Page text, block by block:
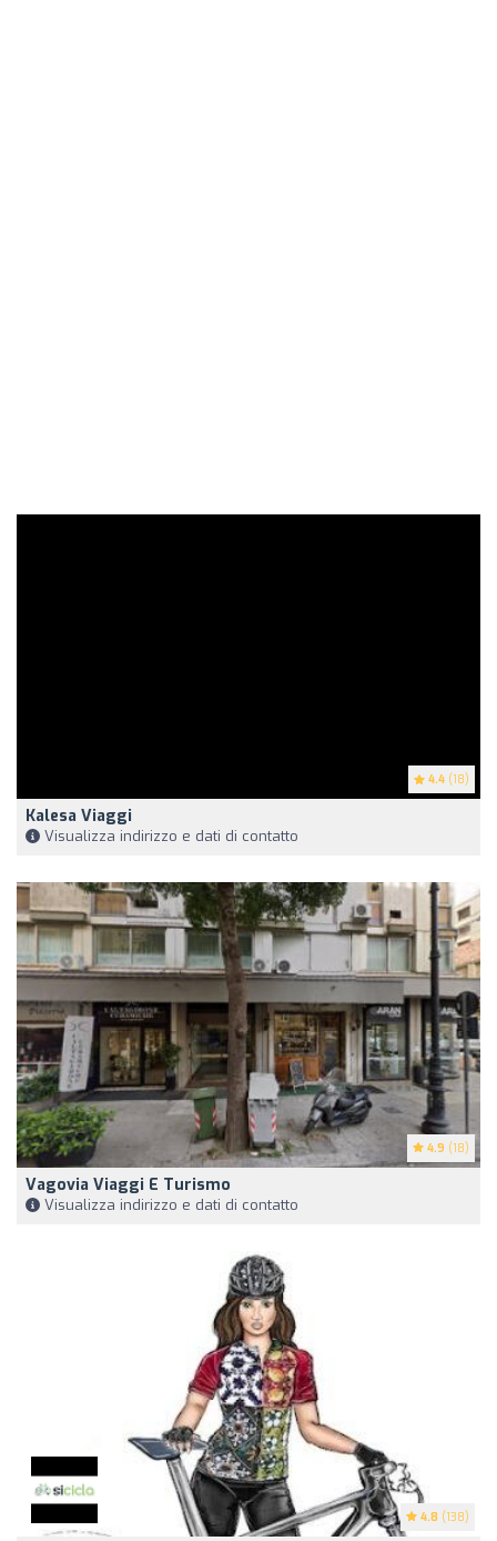
4.4 (18)
Kalesa Viaggi
Visualizza indirizzo e dati di contatto
4.9 (18)
Vagovia Viaggi E Turismo
Visualizza indirizzo e dati di contatto
4.8 (138)